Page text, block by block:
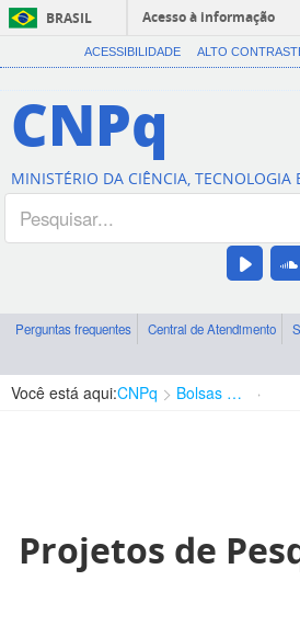
BRASIL
Acesso à informação
ACESSIBILIDADE ALTO
CNPq
MINISTÉRIO DA CIÊNCIA, TECNOLOGIA
Perguntas frequentes Central de Atendimento
Você está aqui:CNPq Bolsas e Auxílios Vigentes
Projetos de